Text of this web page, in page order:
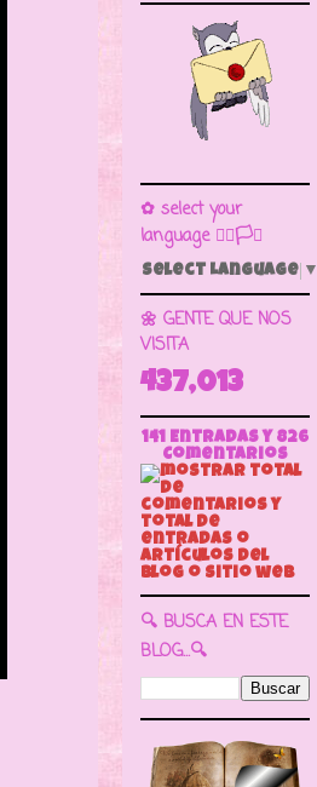
✿ select your
language 🏳️‍🌈🏳️🏁
Select Language ▼
🌼 GENTE QUE NOS
VISITA
437,013
141 Entradas y 826
Comentarios
🔍 BUSCA EN ESTE
BLOG...🔍